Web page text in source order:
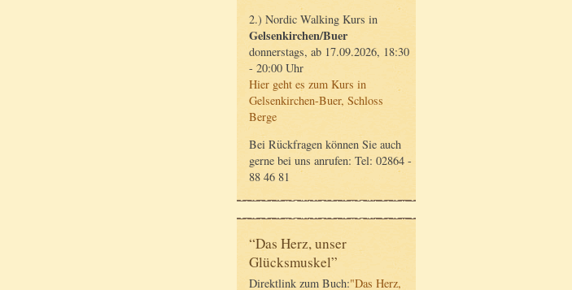
2.) Nordic Walking Kurs in
Gelsenkirchen/Buer
donnerstags, ab 17.09.2026, 18:30
- 20:00 Uhr
Hier geht es zum Kurs in
Gelsenkirchen-Buer, Schloss
Berge
Bei Rückfragen können Sie auch
gerne bei uns anrufen: Tel: 02864 -
88 46 81
“Das Herz, unser
Glücksmuskel”
Direktlink zum Buch:"Das Herz,